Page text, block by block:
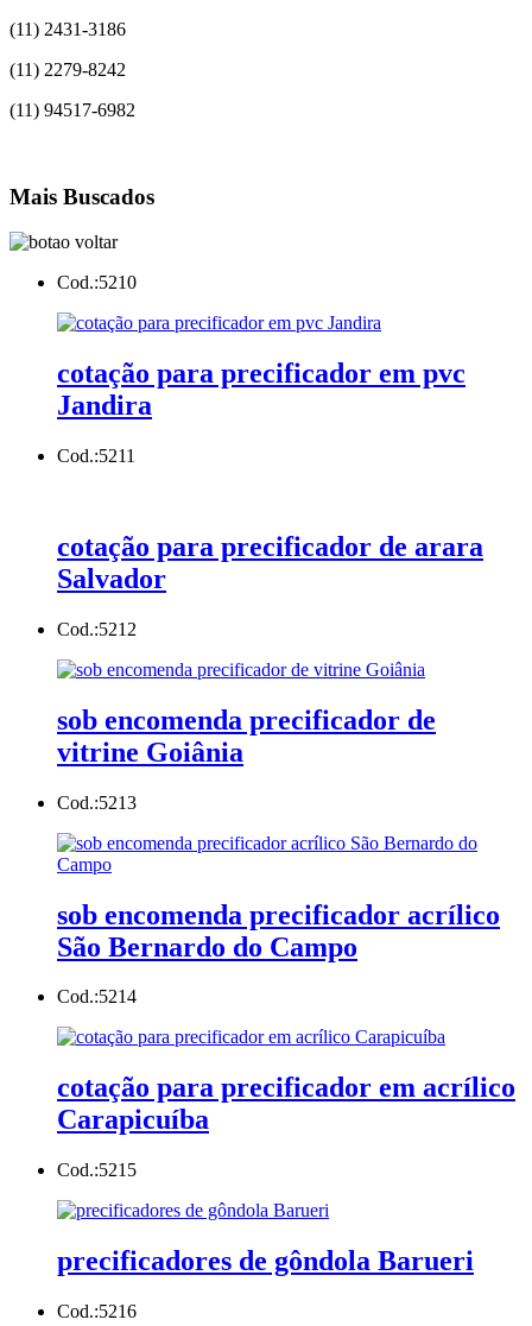
(11) 2431-3186
(11) 2279-8242
(11) 94517-6982
Mais Buscados
Cod.:5210
cotação para precificador em pvc
Jandira
Cod.:5211
cotação para precificador de arara
Salvador
Cod.:5212
sob encomenda precificador de
vitrine Goiânia
Cod.:5213
sob encomenda precificador acrílico
São Bernardo do Campo
Cod.:5214
cotação para precificador em acrílico
Carapicuíba
Cod.:5215
precificadores de gôndola Barueri
Cod.:5216